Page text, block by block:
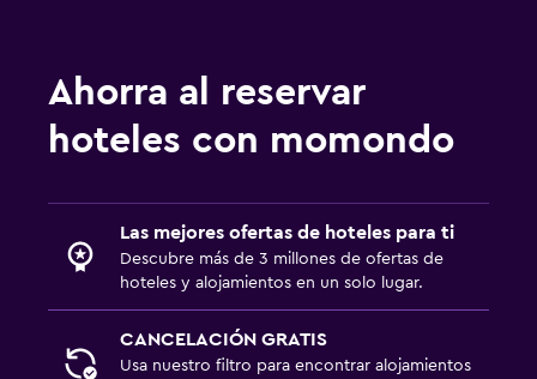
Ahorra al reservar
hoteles con momondo
Las mejores ofertas de hoteles para ti
Descubre más de 3 millones de ofertas de
hoteles y alojamientos en un solo lugar.
CANCELACIÓN GRATIS
Usa nuestro filtro para encontrar alojamientos